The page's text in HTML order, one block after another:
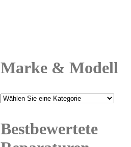
Marke & Modell
Bestbewertete